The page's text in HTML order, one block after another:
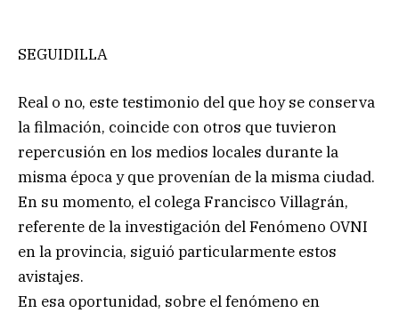
SEGUIDILLA
Real o no, este testimonio del que hoy se conserva
la filmación, coincide con otros que tuvieron
repercusión en los medios locales durante la
misma época y que provenían de la misma ciudad.
En su momento, el colega Francisco Villagrán,
referente de la investigación del Fenómeno OVNI
en la provincia, siguió particularmente estos
avistajes.
En esa oportunidad, sobre el fenómeno en